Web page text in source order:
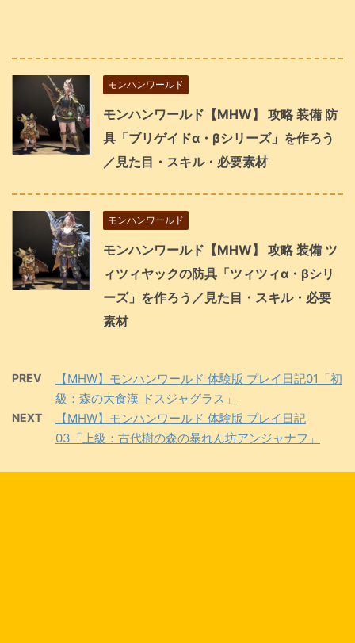
モンハンワールド
モンハンワールド【MHW】 攻略 装備 防
具「ブリゲイドα・βシリーズ」を作ろう
／見た目・スキル・必要素材
モンハンワールド
モンハンワールド【MHW】 攻略 装備 ツ
ィツィヤックの防具「ツィツィα・βシリ
ーズ」を作ろう／見た目・スキル・必要
素材
PREV
【MHW】モンハンワールド 体験版 プレイ日記01「初
級：森の大食漢 ドスジャグラス」
NEXT
【MHW】モンハンワールド 体験版 プレイ日記
03「上級：古代樹の森の暴れん坊アンジャナフ」